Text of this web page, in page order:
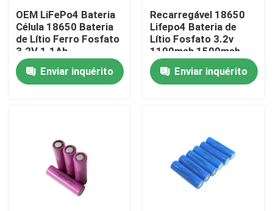
Fábrica
Controle de Qualidade
Todos os casos
OEM LiFePo4 Bateria
Célula 18650 Bateria
de Lítio Ferro Fosfato
3.2V 1.1Ah
Enviar inquérito
Recarregável 18650
Lifepo4 Bateria de
Lítio Fosfato 3.2v
1100mah 1500mah
1800mah
Enviar inquérito